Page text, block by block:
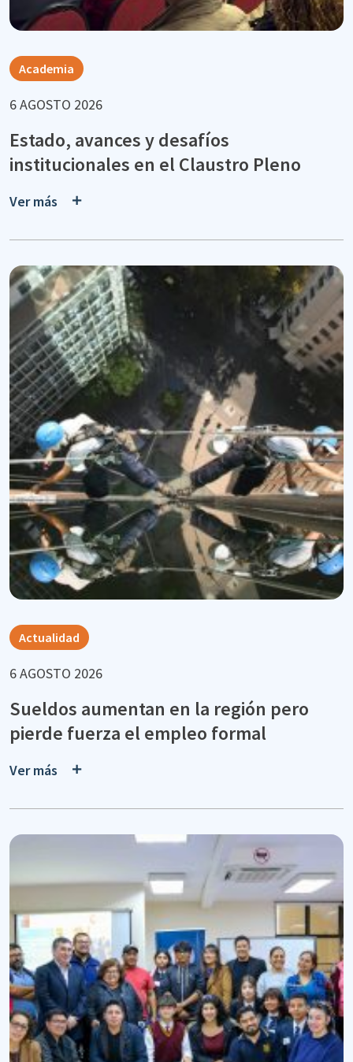
Academia
6 AGOSTO 2026
Estado, avances y desafíos
institucionales en el Claustro Pleno
Ver más
Actualidad
6 AGOSTO 2026
Sueldos aumentan en la región pero
pierde fuerza el empleo formal
Ver más